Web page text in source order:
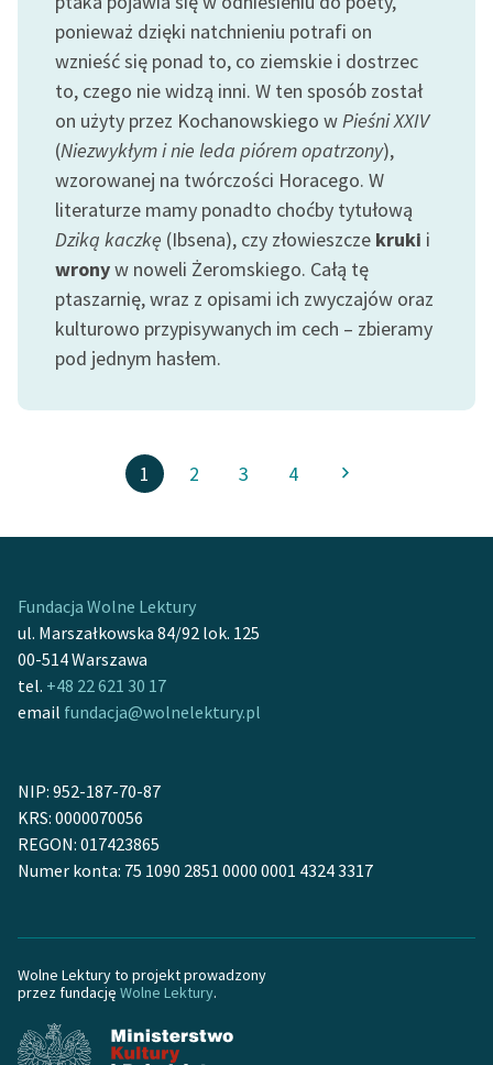
ponieważ dzięki natchnieniu potrafi on
wznieść się ponad to, co ziemskie i dostrzec
to, czego nie widzą inni. W ten sposób został
on użyty przez Kochanowskiego wPieśni XXIV
(Niezwykłym i nie leda piórem opatrzony),
wzorowanej na twórczości Horacego. W
literaturze mamy ponadto choćby tytułową
Dziką kaczkę (Ibsena), czy złowieszcze kruki i
wronyw noweli Żeromskiego. Całą tę
ptaszarnię, wraz z opisami ich zwyczajów oraz
kulturowo przypisywanych im cech – zbieramy
pod jednym hasłem.
1 2 3 4
Fundacja Wolne Lektury
ul. Marszałkowska 84/92 lok. 125
00-514 Warszawa
tel. +48 22 621 30 17
email fundacja@wolnelektury.pl
NIP: 952-187-70-87
KRS: 0000070056
REGON: 017423865
Numer konta: 75 1090 2851 0000 0001 4324 3317
Wolne Lektury to projekt prowadzony
przez fundację Wolne Lektury.